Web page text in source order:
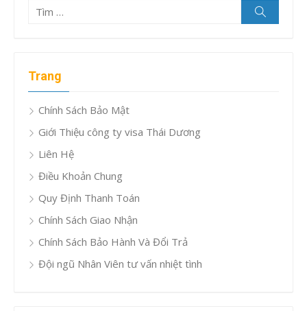
Tìm
kiếm
Trang
Chính Sách Bảo Mật
Giới Thiệu công ty visa Thái Dương
Liên Hệ
Điều Khoản Chung
Quy Định Thanh Toán
Chính Sách Giao Nhận
Chính Sách Bảo Hành Và Đổi Trả
Đội ngũ Nhân Viên tư vấn nhiệt tình